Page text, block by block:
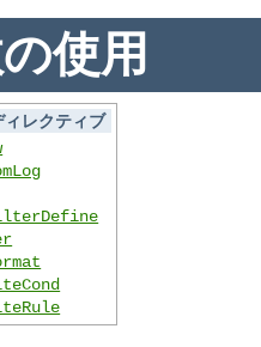
使用
ィレクティブ